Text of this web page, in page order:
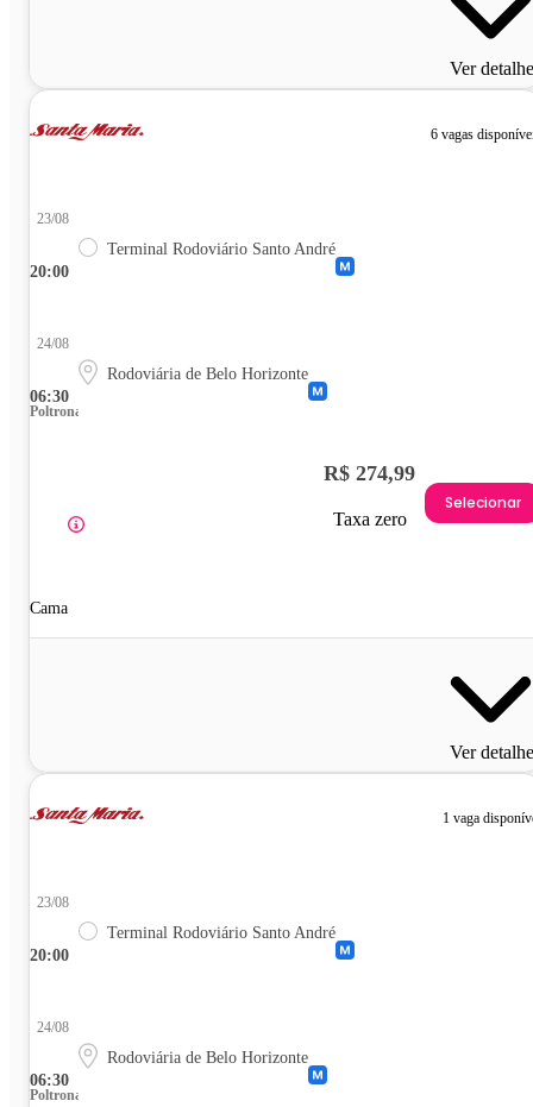
Ver
6 vagas
20:00
23/08
Terminal Rodoviário Santo André
06:30
24/08
Rodoviária de Belo Horizonte
Poltrona
Cama
R$ 274,99
Taxa zero
Selecionar
Ver
1 vaga
20:00
23/08
Terminal Rodoviário Santo André
06:30
24/08
Rodoviária de Belo Horizonte
Poltrona